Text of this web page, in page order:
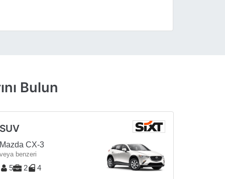
Bulun
SUV
Mazda CX-3
veya benzeri
5 2 4